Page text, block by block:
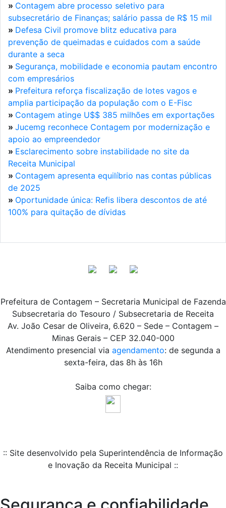
» Contagem abre processo seletivo para
subsecretário de Finanças; salário passa de R$ 15 mil
» Defesa Civil promove blitz educativa para
prevenção de queimadas e cuidados com a saúde
durante a seca
» Segurança, mobilidade e economia pautam encontro
com empresários
» Prefeitura reforça fiscalização de lotes vagos e
amplia participação da população com o E-Fisc
» Contagem atinge U$$ 385 milhões em exportações
» Jucemg reconhece Contagem por modernização e
apoio ao empreendedor
» Esclarecimento sobre instabilidade no site da
Receita Municipal
» Contagem apresenta equilíbrio nas contas públicas
de 2025
» Oportunidade única: Refis libera descontos de até
100% para quitação de dívidas
Prefeitura de Contagem – Secretaria Municipal de Fazenda
Subsecretaria do Tesouro / Subsecretaria de Receita
Av. João Cesar de Oliveira, 6.620 – Sede – Contagem –
Minas Gerais – CEP 32.040-000
Atendimento presencial via agendamento: de segunda a
sexta-feira, das 8h às 16h
Saiba como chegar:
:: Site desenvolvido pela Superintendência de Informação
e Inovação da Receita Municipal ::